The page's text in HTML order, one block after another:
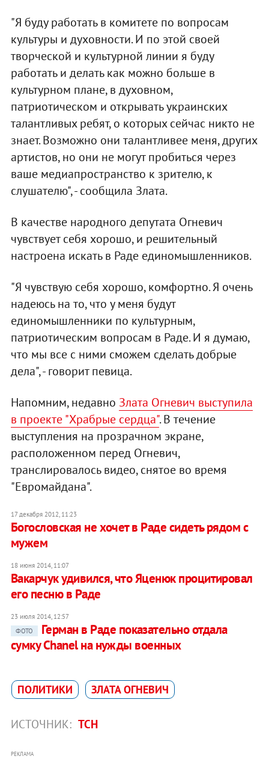
"Я буду работать в комитете по вопросам
культуры и духовности. И по этой своей
творческой и культурной линии я буду
работать и делать как можно больше в
культурном плане, в духовном,
патриотическом и открывать украинских
талантливых ребят, о которых сейчас никто не
знает. Возможно они талантливее меня, других
артистов, но они не могут пробиться через
ваше медиапространство к зрителю, к
слушателю", - сообщила Злата.
В качестве народного депутата Огневич
чувствует себя хорошо, и решительный
настроена искать в Раде единомышленников.
"Я чувствую себя хорошо, комфортно. Я очень
надеюсь на то, что у меня будут
единомышленники по культурным,
патриотическим вопросам в Раде. И я думаю,
что мы все с ними сможем сделать добрые
дела", - говорит певица.
Напомним, недавно Злата Огневич выступила
в проекте "Храбрые сердца". В течение
выступления на прозрачном экране,
расположенном перед Огневич,
транслировалось видео, снятое во время
"Евромайдана".
17 декабря 2012, 11:23
Богословская не хочет в Раде сидеть рядом с
мужем
18 июня 2014, 11:07
Вакарчук удивился, что Яценюк процитировал
его песню в Раде
23 июля 2014, 12:57
ФОТО
Герман в Раде показательно отдала
сумку Chanel на нужды военных
ПОЛИТИКИ ЗЛАТА ОГНЕВИЧ
ИСТОЧНИК: ТСН
РЕКЛАМА